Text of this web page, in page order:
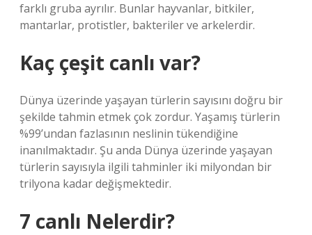
farklı gruba ayrılır. Bunlar hayvanlar, bitkiler,
mantarlar, protistler, bakteriler ve arkelerdir.
Kaç çeşit canlı var?
Dünya üzerinde yaşayan türlerin sayısını doğru bir
şekilde tahmin etmek çok zordur. Yaşamış türlerin
%99’undan fazlasının neslinin tükendiğine
inanılmaktadır. Şu anda Dünya üzerinde yaşayan
türlerin sayısıyla ilgili tahminler iki milyondan bir
trilyona kadar değişmektedir.
7 canlı Nelerdir?